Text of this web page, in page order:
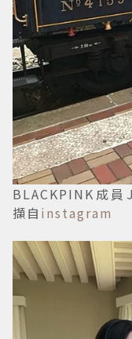
BLACKPINK成
擷自 instagram